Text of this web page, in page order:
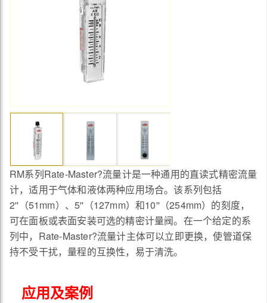
RM系列Rate-Master?流量计是一种通用的直读式精密流量
计，适用于气体和液体两种应用场合。该系列包括
2''（51mm）、5''（127mm）和10''（254mm）的刻度，
可在面板或表面安装可选的精密计量阀。在一个给定的系
列中，Rate-Master?流量计主体可以立即更换，使管道保
持不受干扰，量程的互换性，易于清洗。
应用及案例